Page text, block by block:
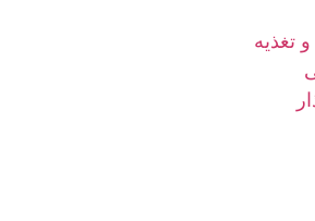
تغذیه